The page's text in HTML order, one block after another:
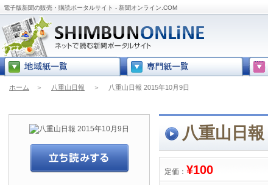
電子版新聞の販売・購読ポータルサイト - 新聞オンライン.COM
ホーム ＞ 八重山日報 ＞ 八重山日報 2015年10月9日
八重山日
定価： ¥100